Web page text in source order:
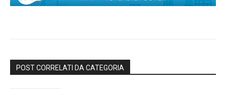
POST CORRELATI DA CATEGORIA